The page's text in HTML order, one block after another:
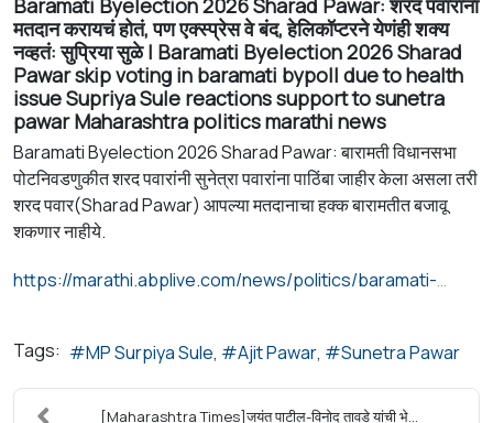
Baramati Byelection 2026 Sharad Pawar: शरद पवारांना
मतदान करायचं होतं, पण एक्स्प्रेस वे बंद, हेलिकॉप्टरने येणंही शक्य
नव्हतं: सुप्रिया सुळे | Baramati Byelection 2026 Sharad
Pawar skip voting in baramati bypoll due to health
issue Supriya Sule reactions support to sunetra
pawar Maharashtra politics marathi news
Baramati Byelection 2026 Sharad Pawar: बारामती विधानसभा
पोटनिवडणुकीत शरद पवारांनी सुनेत्रा पवारांना पाठिंबा जाहीर केला असला तरी
शरद पवार(Sharad Pawar) आपल्या मतदानाचा हक्क बारामतीत बजावू
शकणार नाहीये.
https://marathi.abplive.com/news/politics/baramati-byelection-2026-sharad-pawar-skip-voting-in-baramati-bypoll-due-to-health-issue-supriya-sule-reactions-support-to-sunetra-pawar-maharashtra-politics-marathi-news-1421306
Tags: MP Surpiya Sule Ajit Pawar Sunetra Pawar
[Maharashtra Times]जयंत पाटील-विनोद तावडे यांची भे...